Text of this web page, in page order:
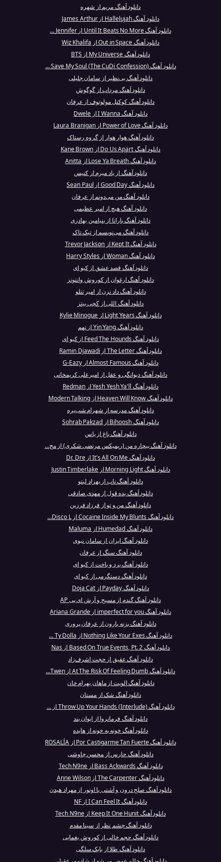
دانلود آهنگ مریم از شهره
دانلود آهنگ Hallelujah از James Arthur
دانلود آهنگ Until It Beats No More از Jennifer ...
دانلود آهنگ Out in Space از Wiz Khalifa
دانلود آهنگ My Universe از BTS
دانلود آهنگ Save My Soul (The CuDi Confession) ...
دانلود آهنگ بی‌نظیر از سامان جلیلی
دانلود آهنگ مرداب از گوگوش
دانلود آهنگ کوکتل مولوتوف از عرفان
دانلود آهنگ I Wanna از Dwele
دانلود آهنگ Power of Love از Laura Branigan
دانلود آهنگ هوار هوار از گروه رستاک
دانلود آهنگ Do Us Apart از Kane Brown
دانلود آهنگ Lose Ya Breath از Anitta
دانلود آهنگ از یاد میرم از کنیس
دانلود آهنگ Good Day از Sean Paul
دانلود آهنگ من می‌دونم از عرفان
دانلود آهنگ هیچ از امیر عظیمی
دانلود آهنگ بارانا از بنیامین بهادری
دانلود آهنگ می‌نویسم از تیک تاک
دانلود آهنگ Kept It از Trevor Jackson
دانلود آهنگ Woman از Harry Styles
دانلود آهنگ قصد عشق از کیو ای
دانلود آهنگ ارغوان از کوروش وانتونز
دانلود آهنگ داد نزن از امیر تتلو
دانلود آهنگ اللی از کچی بیتز
دانلود آهنگ Light Years از Kylie Minogue
دانلود آهنگ Yin Yang از تهم
دانلود آهنگ Feed The Hounds از کیو ای
دانلود آهنگ The Letter از Ramin Djawadi
دانلود آهنگ Almost Famous از G-Eazy
دانلود آهنگ دیوانگی و عقل از امیرعلی کریمخانی
دانلود آهنگ Yesh Yesh Ya'll از Redman
دانلود آهنگ Heaven Will Know از Modern Talking
دانلود آهنگ مدرسه از شهرام شب‌پره
دانلود آهنگ Bihoosh از Sohrab Pakzad
دانلود آهنگ باغ از یاس
دانلود آهنگ بیچاره من (ریمیکس مرتضی شکری) از مح...
دانلود آهنگ It's All On Me از Dr. Dre
دانلود آهنگ Morning Light از Justin Timberlake
دانلود آهنگ ناب از بهزاد لیتو
دانلود آهنگ بده قول از مهدی صادقی
دانلود آهنگ من و تو از فرزاد فرزین
دانلود آهنگ Cocaine Inside My Blunts از Disco L...
دانلود آهنگ Humedad از Maluma
دانلود آهنگ ایران از سامان نبوی
دانلود آهنگ سنگ از عرفان
دانلود آهنگ برد و باخت از کیو ای
دانلود آهنگ دستگرمی از کیو ای
دانلود آهنگ Payday از Doja Cat
دانلود آهنگ گندم از مسیح و آرش ای پی AP
دانلود آهنگ imperfect for you از Ariana Grande
دانلود آهنگ بزنه بارون از عرفان پروری
دانلود آهنگ Nothing Like Your Exes از Ty Dolla ...
دانلود آهنگ Based On True Events, Pt. 2 از Nas
دانلود آهنگ عقیق از حجت اشرف‌زاد
دانلود آهنگ At The Risk Of Feeling Dumb از Twen...
دانلود آهنگ الویت از ماهان بهرام خان
دانلود آهنگ شک از مستان
دانلود آهنگ Throw Up Your Hands (Interlude) از ...
دانلود آهنگ فرمانروا از ایوان بند
دانلود آهنگ خونه به خونه از هایده
دانلود آهنگ Por Castigarme Tan Fuerte از ROSALÍA
دانلود آهنگ حارس از محسن چاوشی
دانلود آهنگ Bass Ackwards از Tech N9ne
دانلود آهنگ The Carpenter از Anne Wilson
دانلود آهنگ صلح درون و آشتی با اونور از مهراد هیدن
دانلود آهنگ I Can Feel It از NF
دانلود آهنگ Keep It One Hunit از Tech N9ne
دانلود آهنگ چشم نظر از سینا مقدم
دانلود آهنگ حجم خالی از کوروش یغمایی
دانلود آهنگ طلا از بابک سلگی